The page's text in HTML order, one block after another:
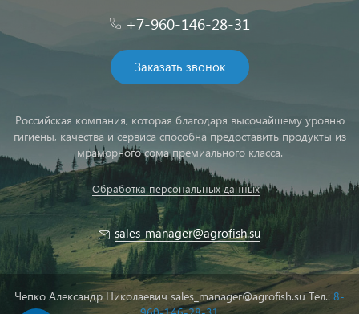
+7-960-146-28-31
Заказать звонок
Российская компания, которая благодаря высочайшему уровню
гигиены, качества и сервиса способна предоставить продукты из
мраморного сома премиального класса.
Обработка персональных данных
sales_manager@agrofish.su
Чепко Александр Николаевич sales_manager@agrofish.su Тел.: 8-